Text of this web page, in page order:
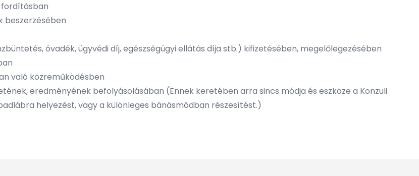
fordításban
beszerzésében
óvadék, ügyvédi díj, egészségügyi ellátás díja stb.) kifizetésében, megelőlegezésében
való közreműködésben
eredményének befolyásolásában (Ennek keretében arra sincs módja és eszköze a Konzuli
helyezést, vagy a különleges bánásmódban részesítést.)